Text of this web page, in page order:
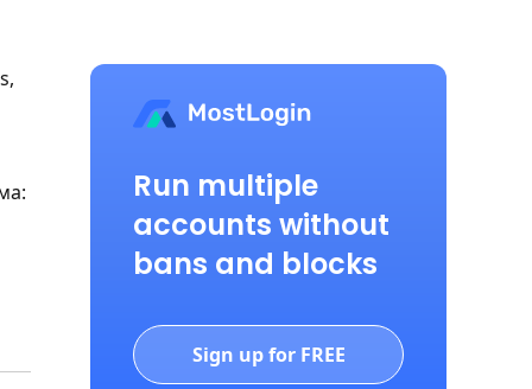
Run multiple
accounts without
bans and blocks
Sign up for FREE